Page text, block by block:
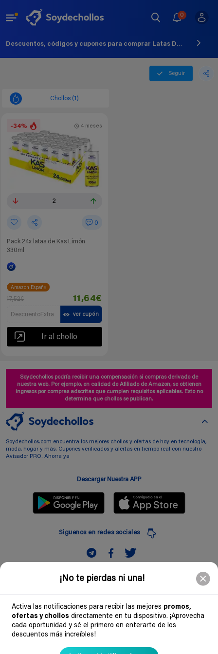
¡No te pierdas ni una!
Activa las notificaciones para recibir las mejores promos,
ofertas y chollos directamente en tu dispositivo. ¡Aprovecha
cada oportunidad y sé el primero en enterarte de los
descuentos más increíbles!
0
Descuentos, códigos y cupones para comprar Latas De - Agosto - 2026
Seguir
Chollos (1)
-34%
2
0
Pack 24x latas de Kas Limón
330ml
4 meses
Amazon España
17,52€ 11,64€
DescuentoExtra ver cupón
Ir al chollo
Soydechollos podría recibir una compensación si compras derivado de
nuestra web. Por ejemplo, en calidad de Afiliado de Amazon, se obtienen
ingresos por compras adscritas que cumplen requisitos aplicables. Esto no
determina que chollos se publican.
Soydechollos.com encuentra los mejores chollos y ofertas de hoy en tecnología,
moda, hogar y más. Cupones verificados y alertas en tiempo real con nuestro
Avisador PRO. Ahorra ya
Descargar Nuestra APP
Siguenos en redes sociales
Suscribir